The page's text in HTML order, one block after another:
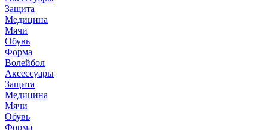
Защита
Медицина
Мячи
Обувь
Форма
Волейбол
Аксессуары
Защита
Медицина
Мячи
Обувь
Форма